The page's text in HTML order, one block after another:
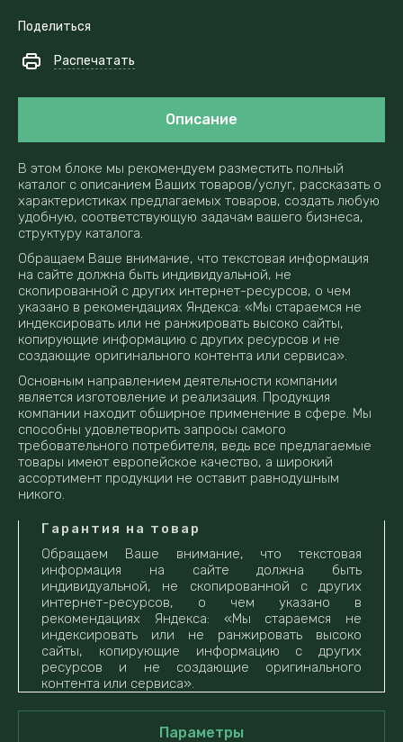
Поделиться
Распечатать
Описание
В этом блоке мы рекомендуем разместить полный
каталог с описанием Ваших товаров/услуг, рассказать о
характеристиках предлагаемых товаров, создать любую
удобную, соответствующую задачам вашего бизнеса,
структуру каталога.
Обращаем Ваше внимание, что текстовая информация
на сайте должна быть индивидуальной, не
скопированной с других интернет-ресурсов, о чем
указано в рекомендациях Яндекса: «Мы стараемся не
индексировать или не ранжировать высоко сайты,
копирующие информацию с других ресурсов и не
создающие оригинального контента или сервиса».
Основным направлением деятельности компании
является изготовление и реализация. Продукция
компании находит обширное применение в сфере. Мы
способны удовлетворить запросы самого
требовательного потребителя, ведь все предлагаемые
товары имеют европейское качество, а широкий
ассортимент продукции не оставит равнодушным
никого.
Гарантия на товар
Обращаем Ваше внимание, что текстовая
информация на сайте должна быть
индивидуальной, не скопированной с других
интернет-ресурсов, о чем указано в
рекомендациях Яндекса: «Мы стараемся не
индексировать или не ранжировать высоко
сайты, копирующие информацию с других
ресурсов и не создающие оригинального
контента или сервиса».
Параметры